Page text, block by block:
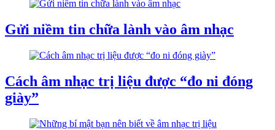
Gửi niềm tin chữa lành vào âm nhạc
Cách âm nhạc trị liệu được “đo ni đóng
giày”